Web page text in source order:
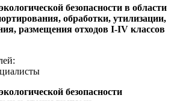
безопасности в области
обработки, утилизации,
размещения отходов I-IV классов
безопасности